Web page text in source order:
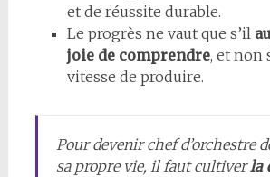
et de réussite durable.
Le progrès ne vaut que s’il
joie de comprendre, et non
vitesse de produire.
Pour devenir chef d’orchestre
sa propre vie, il faut cultiverla